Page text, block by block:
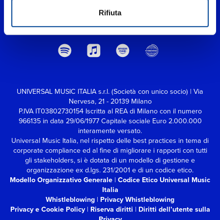
Rifiuta
UNIVERSAL MUSIC ITALIA s.r.l. (Società con unico socio) | Via
Nervesa, 21 - 20139 Milano
P.IVA IT03802730154 Iscritta al REA di Milano con il numero
966135 in data 29/06/1977Capitale sociale Euro 2.000.000
interamente versato.
Universal Music Italia, nel rispetto delle best practices in tema di
corporate compliance ed al fine di migliorare i rapporti con tutti
gli stakeholders,si è dotata di un modello di gestione e
organizzazione ex d.lgs. 231/2001 e di un codice etico.
Modello Organizzativo Generale | Codice Etico Universal Music
Italia
Whistleblowing | Privacy Whistleblowing
Privacy e Cookie Policy| Riserva diritti | Diritti dell’utente sulla